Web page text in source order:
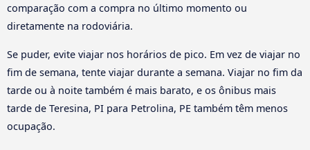
comparação com a compra no último momento ou
diretamente na rodoviária.
Se puder, evite viajar nos horários de pico. Em vez de viajar no
fim de semana, tente viajar durante a semana. Viajar no fim da
tarde ou à noite também é mais barato, e os ônibus mais
tarde de Teresina, PI para Petrolina, PE também têm menos
ocupação.